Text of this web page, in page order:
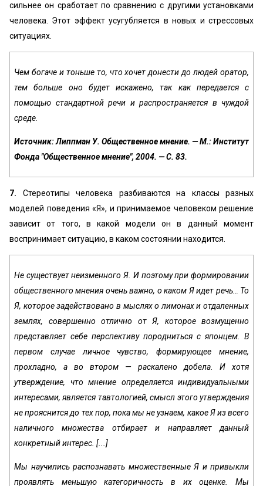
сильнее он сработает по сравнению с другими установками
человека. Этот эффект усугубляется в новых и стрессовых
ситуациях.
Чем богаче и тоньше то, что хочет донести до людей оратор,
тем больше оно будет искажено, так как передается с
помощью стандартной речи и распространяется в чуждой
среде.
Источник: Липпман У. Общественное мнение. — М.: Институт
Фонда "Общественное мнение", 2004. — С. 83.
7. Стереотипы человека разбиваются на классы разных
моделей поведения «‎Я», и принимаемое человеком решение
зависит от того, в какой модели он в данный момент
воспринимает ситуацию, в каком состоянии находится.
Не существует неизменного Я. И поэтому при формировании
общественного мнения очень важно, о каком Я идет речь… То
Я, которое задействовано в мыслях о лимонах и отдаленных
землях, совершенно отлично от Я, которое возмущенно
представляет себе перспективу породниться с японцем. В
первом случае личное чувство, формирующее мнение,
прохладно, а во втором — раскалено добела. И хотя
утверждение, что мнение определяется индивидуальными
интересами, является тавтологией, смысл этого утверждения
не прояснится до тех пор, пока мы не узнаем, какое Я из всего
наличного множества отбирает и направляет данный
конкретный интерес. [...]
Мы научились распознавать множественные Я и привыкли
проявлять меньшую категоричность в их оценке. Мы